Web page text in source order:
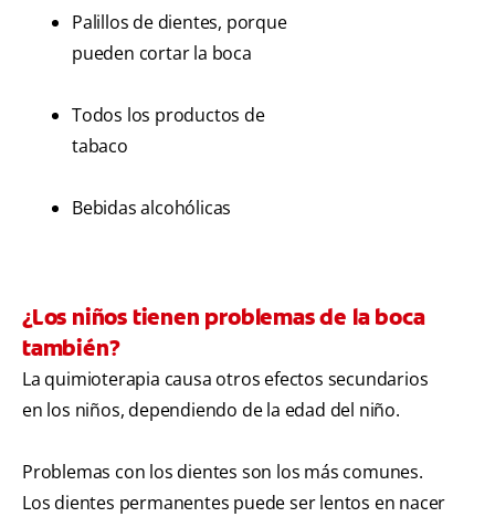
Palillos de dientes, porque
pueden cortar la boca
Todos los productos de
tabaco
Bebidas alcohólicas
¿Los niños tienen problemas de la boca
también?
La quimioterapia causa otros efectos secundarios
en los niños, dependiendo de la edad del niño.
Problemas con los dientes son los más comunes.
Los dientes permanentes puede ser lentos en nacer